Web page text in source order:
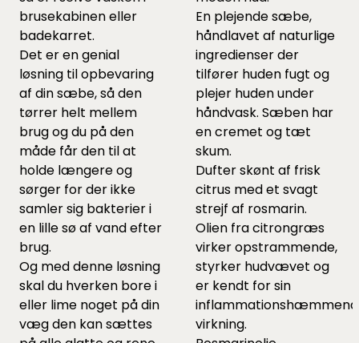
brusekabinen eller
badekarret.
Det er en genial
løsning til opbevaring
af din sæbe, så den
tørrer helt mellem
brug og du på den
måde får den til at
holde længere og
sørger for der ikke
samler sig bakterier i
en lille sø af vand efter
brug.
Og med denne løsning
skal du hverken bore i
eller lime noget på din
væg den kan sættes
En plejende sæbe,
håndlavet af naturlige
ingredienser der
tilfører huden fugt og
plejer huden under
håndvask. Sæben har
en cremet og tæt
skum.
Dufter skønt af frisk
citrus med et svagt
strejf af rosmarin.
Olien fra citrongræs
virker opstrammende,
styrker hudvævet og
er kendt for sin
virkning.